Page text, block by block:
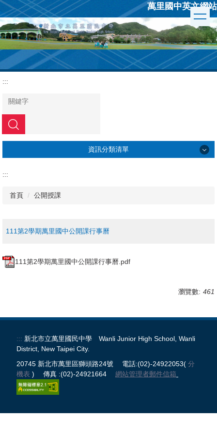
跳
到
主
要
容
區
萬里國中英文網站
:::
搜尋
資訊分類清單
行政組織
處室表單區
新生專區
升學專區
獎助學金申請
課程計畫
防疫期間輔導專區
:::
首頁 公開授課
111第2學期萬里國中公開課行事曆
111第2學期萬里國中公開課行事曆.pdf
瀏覽數: 461
::: 新北市立萬里國民中學 Wanli Junior High School, Wanli
District, New Taipei City.
20745 新北市萬里區獅頭路24號 電話:(02)-24922053( 分
機表 ) 傳真 :(02)-24921664 網站管理者郵件信箱